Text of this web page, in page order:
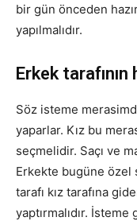
bir gün önceden
yapılmalıdır.
Erkek tarafının
Söz isteme
yaparlar. Kız bu
seçmelidir. Saçı ve
Erkekte bugüne özel
tarafı kız tarafına
yaptırmalıdır.